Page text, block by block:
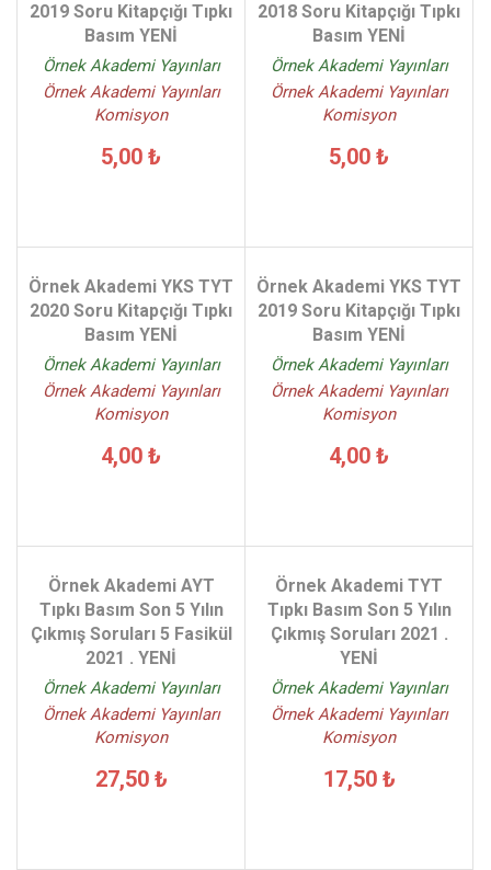
2019 Soru Kitapçığı Tıpkı
Basım YENİ
Örnek Akademi Yayınları
Örnek Akademi Yayınları
Komisyon
5,00 ₺
2018 Soru Kitapçığı Tıpkı
Basım YENİ
Örnek Akademi Yayınları
Örnek Akademi Yayınları
Komisyon
5,00 ₺
Örnek Akademi YKS TYT
2020 Soru Kitapçığı Tıpkı
Basım YENİ
Örnek Akademi Yayınları
Örnek Akademi Yayınları
Komisyon
4,00 ₺
Örnek Akademi YKS TYT
2019 Soru Kitapçığı Tıpkı
Basım YENİ
Örnek Akademi Yayınları
Örnek Akademi Yayınları
Komisyon
4,00 ₺
Örnek Akademi AYT
Tıpkı Basım Son 5 Yılın
Çıkmış Soruları 5 Fasikül
2021 . YENİ
Örnek Akademi Yayınları
Örnek Akademi Yayınları
Komisyon
27,50 ₺
Örnek Akademi TYT
Tıpkı Basım Son 5 Yılın
Çıkmış Soruları 2021 .
YENİ
Örnek Akademi Yayınları
Örnek Akademi Yayınları
Komisyon
17,50 ₺